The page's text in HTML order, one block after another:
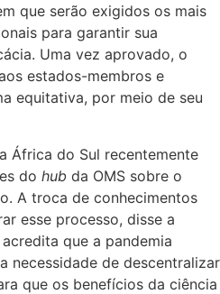
que serão exigidos os mais
para garantir sua
Uma vez aprovado, o
estados-membros e
equitativa, por meio de seu
África do Sul recentemente
do hub da OMS sobre o
A troca de conhecimentos
esse processo, disse a
que a pandemia
necessidade de descentralizar
que os benefícios da ciência